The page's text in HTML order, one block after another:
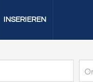
INSERIEREN